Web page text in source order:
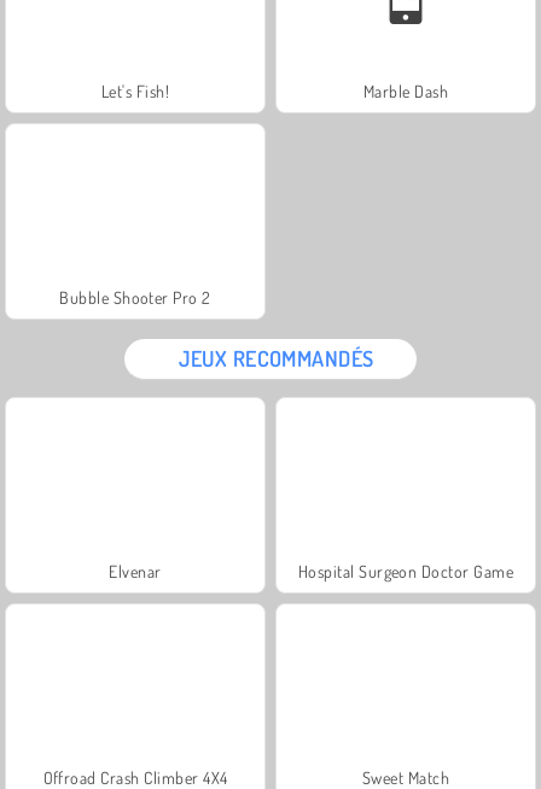
Let's Fish! Marble Dash
Bubble Shooter Pro 2
JEUX RECOMMANDÉS
Elvenar Hospital Surgeon Doctor Game
Offroad Crash Climber 4X4 Sweet Match